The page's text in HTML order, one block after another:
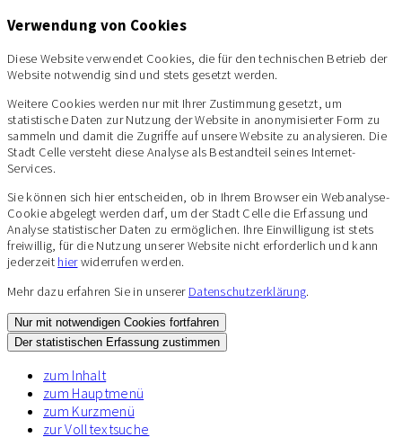
Verwendung von Cookies
Diese Website verwendet Cookies, die für den technischen Betrieb der
Website notwendig sind und stets gesetzt werden.
Weitere Cookies werden nur mit Ihrer Zustimmung gesetzt, um
statistische Daten zur Nutzung der Website in anonymisierter Form zu
sammeln und damit die Zugriffe auf unsere Website zu analysieren. Die
Stadt Celle versteht diese Analyse als Bestandteil seines Internet-
Services.
Sie können sich hier entscheiden, ob in Ihrem Browser ein Webanalyse-
Cookie abgelegt werden darf, um der Stadt Celle die Erfassung und
Analyse statistischer Daten zu ermöglichen. Ihre Einwilligung ist stets
freiwillig, für die Nutzung unserer Website nicht erforderlich und kann
jederzeit hierwiderrufen werden.
Mehr dazu erfahren Sie in unserer Datenschutzerklärung.
Nur mit notwendigen Cookies fortfahren
Der statistischen Erfassung zustimmen
zum Inhalt
zum Hauptmenü
zum Kurzmenü
zur Volltextsuche